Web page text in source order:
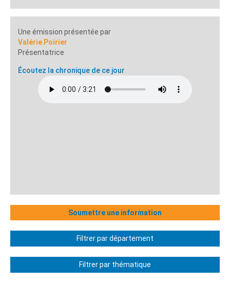
Une émission présentée par
Valérie Poirier
Présentatrice
Écoutez la chronique de ce jour
Soumettre une information
Filtrer par département
Filtrer par thématique